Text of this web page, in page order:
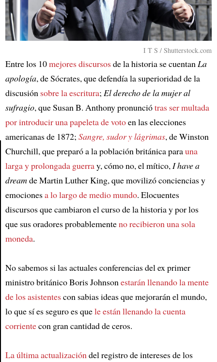
Article
I T S / Shutterstock.com
Entre los 10mejores discursosde la historia se cuentanLa
apología, de Sócrates, que defendía la superioridad de la
discusión sobre la escritura; El derecho de la mujer al
sufragio, que Susan B. Anthony pronunciótras ser multada
por introducir una papeleta de votoen las elecciones
americanas de 1872; Sangre, sudor y lágrimas, de Winston
Churchill, que preparó a la población británica parauna
larga y prolongada guerray, cómo no, el mítico,I have a
dreamde Martin Luther King, que movilizó conciencias y
emocionesa lo largo de medio mundo. Elocuentes
discursos que cambiaron el curso de la historia y por los
que sus oradores probablementeno recibieron una sola
moneda.
No sabemos si las actuales conferencias del ex primer
ministro británico Boris Johnsonestarán llenando la mente
de los asistentescon sabias ideas que mejorarán el mundo,
lo que sí es seguro es quele están llenando la cuenta
corrientecon gran cantidad de ceros.
La última actualizacióndel registro de intereses de los